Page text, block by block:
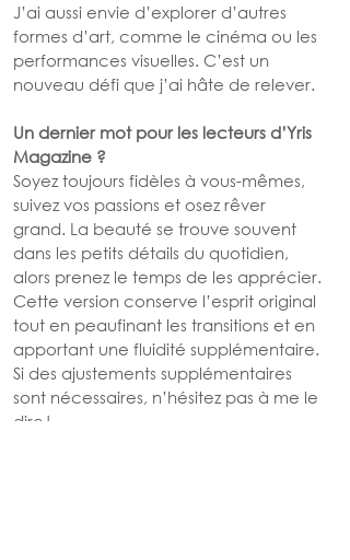
J’ai aussi envie d’explorer d’autres
formes d’art, comme le cinéma ou les
performances visuelles. C’est un
nouveau défi que j’ai hâte de relever.
Un dernier mot pour les lecteurs d’Yris
Magazine ?
Soyez toujours fidèles à vous-mêmes,
suivez vos passions et osez rêver
grand. La beauté se trouve souvent
dans les petits détails du quotidien,
alors prenez le temps de les apprécier.
Cette version conserve l’esprit original
tout en peaufinant les transitions et en
apportant une fluidité supplémentaire.
Si des ajustements supplémentaires
sont nécessaires, n’hésitez pas à me le
dire !